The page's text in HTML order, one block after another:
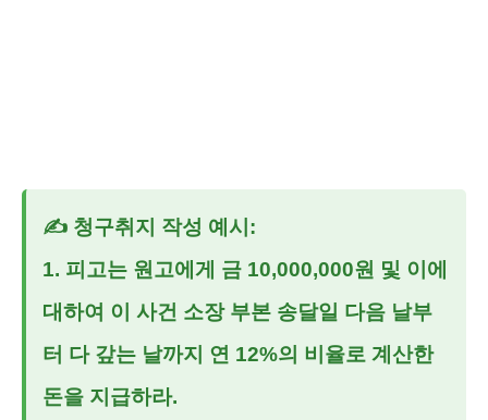
✍️ 청구취지 작성 예시:
1. 피고는 원고에게 금 10,000,000원 및 이에
대하여 이 사건 소장 부본 송달일 다음 날부
터 다 갚는 날까지 연 12%의 비율로 계산한
돈을 지급하라.